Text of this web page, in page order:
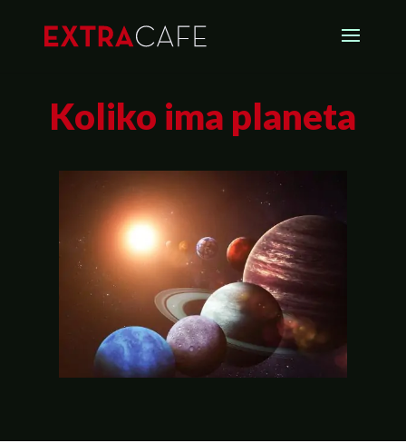
Koliko ima planeta